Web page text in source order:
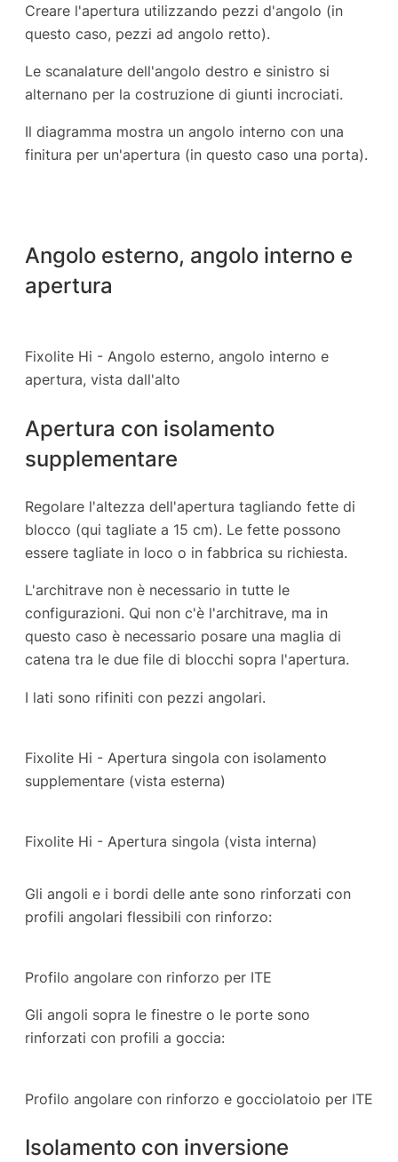
Creare l'apertura utilizzando pezzi d'angolo (in
questo caso, pezzi ad angolo retto).
Le scanalature dell'angolo destro e sinistro si
alternano per la costruzione di giunti incrociati.
Il diagramma mostra un angolo interno con una
finitura per un'apertura (in questo caso una porta).
Angolo esterno, angolo interno e
apertura
Fixolite Hi - Angolo esterno, angolo interno e
apertura, vista dall'alto
Apertura con isolamento
supplementare
Regolare l'altezza dell'apertura tagliando fette di
blocco (qui tagliate a 15 cm). Le fette possono
essere tagliate in loco o in fabbrica su richiesta.
L'architrave non è necessario in tutte le
configurazioni. Qui non c'è l'architrave, ma in
questo caso è necessario posare una maglia di
catena tra le due file di blocchi sopra l'apertura.
I lati sono rifiniti con pezzi angolari.
Fixolite Hi - Apertura singola con isolamento
supplementare (vista esterna)
Fixolite Hi - Apertura singola (vista interna)
Gli angoli e i bordi delle ante sono rinforzati con
profili angolari flessibili con rinforzo:
Profilo angolare con rinforzo per ITE
Gli angoli sopra le finestre o le porte sono
rinforzati con profili a goccia:
Profilo angolare con rinforzo e gocciolatoio per ITE
Isolamento con inversione